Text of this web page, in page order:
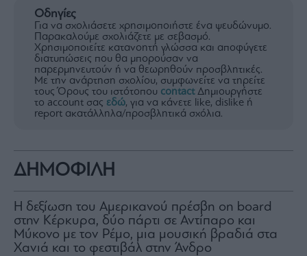
Οδηγίες
Για να σχολιάσετε χρησιμοποιήστε ένα ψευδώνυμο.
Παρακαλούμε σχολιάζετε με σεβασμό.
Χρησιμοποιείτε κατανοητή γλώσσα και αποφύγετε
διατυπώσεις που θα μπορούσαν να
παρερμηνευτούν ή να θεωρηθούν προσβλητικές.
Με την ανάρτηση σχολίου, συμφωνείτε να τηρείτε
τους Όρους του ιστότοπου contactΔημιουργήστε
το account σας εδώ, για να κάνετε like, dislike ή
report ακατάλληλα/προσβλητικά σχόλια.
ΔΗΜΟΦΙΛΗ
H δεξίωση του Αμερικανού πρέσβη on board
στην Κέρκυρα, δύο πάρτι σε Αντίπαρο και
Μύκονο με τον Ρέμο, μια μουσική βραδιά στα
Χανιά και το φεστιβάλ στην Άνδρο